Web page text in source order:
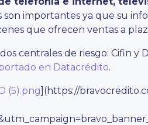
son importantes ya que su
que ofrecen ventas a
centrales de riesgo: Cifin y
en Datacrédito.
(5).png](https://